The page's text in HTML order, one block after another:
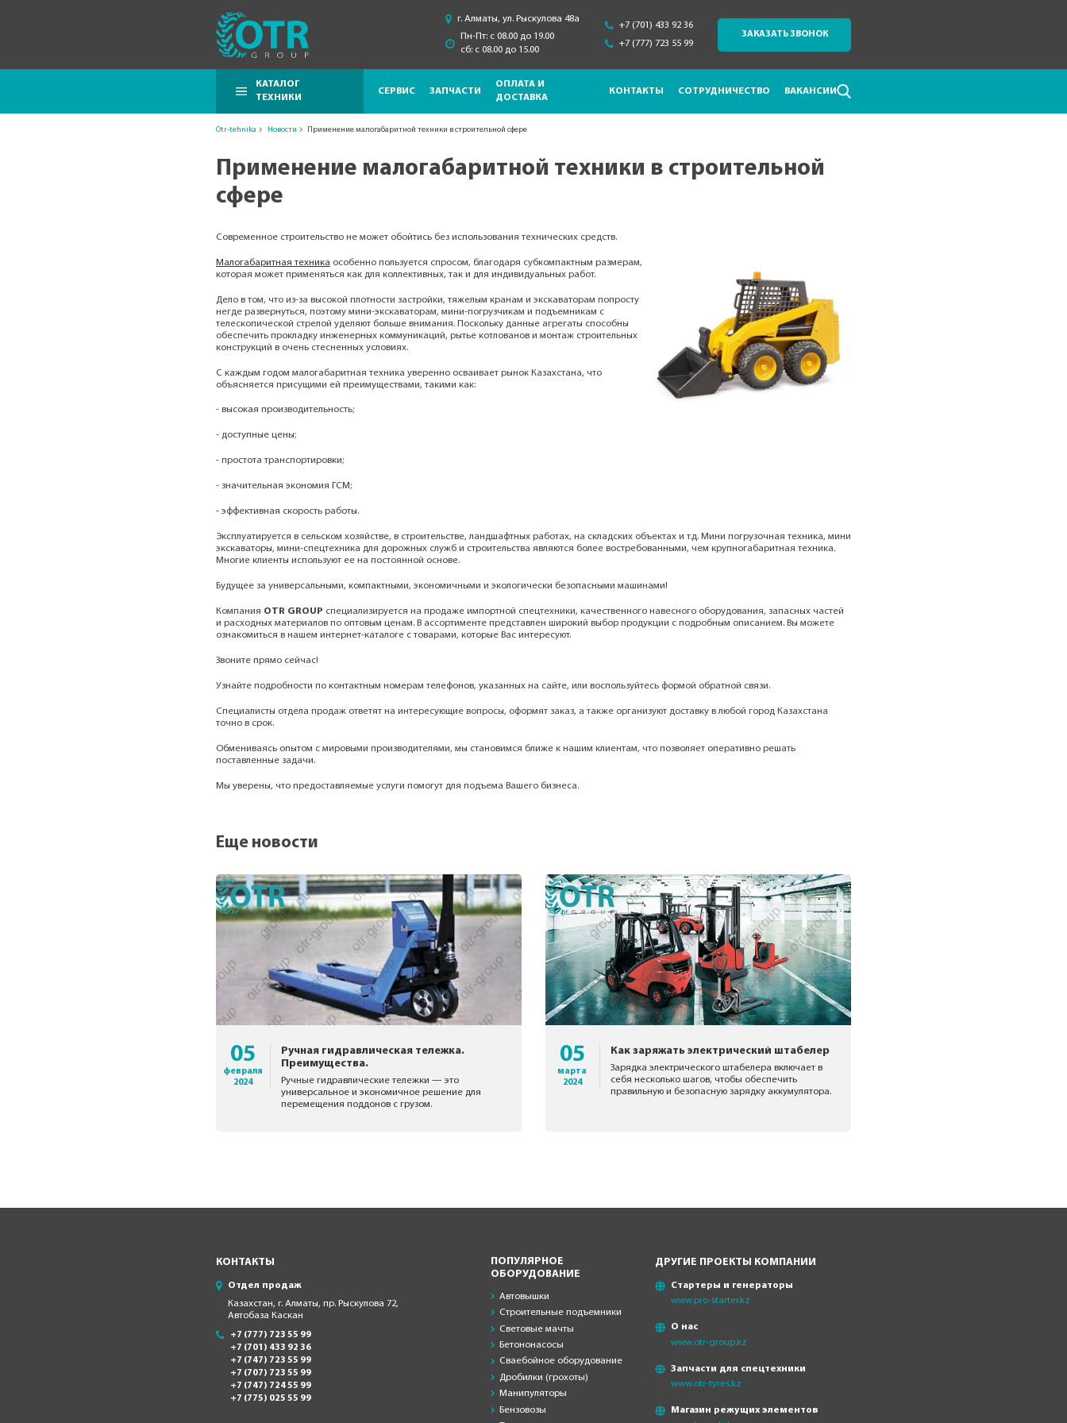
г. Алматы, ул. Рыскулова 48a
Пн-Пт: с 08.00 до 19.00
сб: с 08.00 до 15.00
+7 (701) 433 92 36
+7 (777) 723 55 99
ЗАКАЗАТЬ ЗВОНОК
КАТАЛОГ
ТЕХНИКИ
СЕРВИС ЗАПЧАСТИ
ОПЛАТА И
ДОСТАВКА
КОНТАКТЫ СОТРУДНИЧЕСТВО ВАКАНСИИ
Otr-tehnika Новости Применение малогабаритной техники в строительной сфере
Применение малогабаритной техники в строительной
сфере
Современное строительство не может обойтись без использования технических средств.
Малогабаритная техника особенно пользуется спросом, благодаря субкомпактным размерам,
которая может применяться как для коллективных, так и для индивидуальных работ.
Дело в том, что из-за высокой плотности застройки, тяжелым кранам и экскаваторам попросту
негде развернуться, поэтому мини-экскаваторам, мини-погрузчикам и подъемникам с
телескопической стрелой уделяют больше внимания. Поскольку данные агрегаты способны
обеспечить прокладку инженерных коммуникаций, рытье котлованов и монтаж строительных
конструкций в очень стесненных условиях.
С каждым годом малогабаритная техника уверенно осваивает рынок Казахстана, что
объясняется присущими ей преимуществами, такими как:
- высокая производительность;
- доступные цены;
- простота транспортировки;
- значительная экономия ГСМ;
- эффективная скорость работы.
Эксплуатируется в сельском хозяйстве, в строительстве, ландшафтных работах, на складских объектах и т.д. Мини погрузочная техника, мини
экскаваторы, мини-спецтехника для дорожных служб и строительства являются более востребованными, чем крупногабаритная техника.
Многие клиенты используют ее на постоянной основе.
Будущее за универсальными, компактными, экономичными и экологически безопасными машинами!
Компания OTR GROUP специализируется на продаже импортной спецтехники, качественного навесного оборудования, запасных частей
и расходных материалов по оптовым ценам. В ассортименте представлен широкий выбор продукции с подробным описанием. Вы можете
ознакомиться в нашем интернет-каталоге с товарами, которые Вас интересуют.
Звоните прямо сейчас!
Узнайте подробности по контактным номерам телефонов, указанных на сайте, или воспользуйтесь формой обратной связи.
Специалисты отдела продаж ответят на интересующие вопросы, оформят заказ, а также организуют доставку в любой город Казахстана
точно в срок.
Обмениваясь опытом с мировыми производителями, мы становимся ближе к нашим клиентам, что позволяет оперативно решать
поставленные задачи.
Мы уверены, что предоставляемые услуги помогут для подъема Вашего бизнеса.
Еще новости
05
февраля
2024
Ручная гидравлическая тележка.
Преимущества.
Ручные гидравлические тележки — это
универсальное и экономичное решение для
перемещения поддонов с грузом.
05
марта
2024
Как заряжать электрический штабелер
Зарядка электрического штабелера включает в
себя несколько шагов, чтобы обеспечить
правильную и безопасную зарядку аккумулятора.
КОНТАКТЫ
Отдел продаж
Казахстан, г. Алматы, пр. Рыскулова 72,
Автобаза Каскан
+7 (777) 723 55 99
+7 (701) 433 92 36
+7 (747) 723 55 99
+7 (707) 723 55 99
+7 (747) 724 55 99
+7 (775) 025 55 99
ПОПУЛЯРНОЕ
ОБОРУДОВАНИЕ
Автовышки
Строительные подъемники
Световые мачты
Бетононасосы
Сваебойное оборудование
Дробилки (грохоты)
Манипуляторы
Бензовозы
ДРУГИЕ ПРОЕКТЫ КОМПАНИИ
Стартеры и генераторы
www.pro-starter.kz
О нас
www.otr-group.kz
Запчасти для спецтехники
www.otr-tyres.kz
Магазин режущих элементов